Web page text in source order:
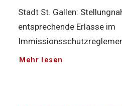
Stadt St. Gallen:
entsprechende Erlasse im
Mehr lesen